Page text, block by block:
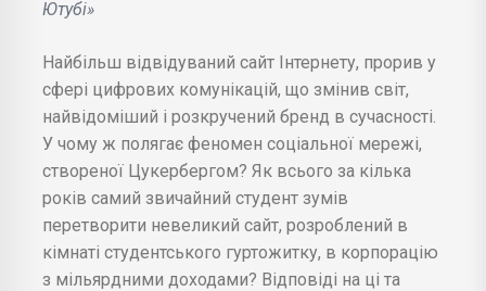
Ютубі»
Найбільш відвідуваний сайт Інтернету, прорив у
сфері цифрових комунікацій, що змінив світ,
найвідоміший і розкручений бренд в сучасності.
У чому ж полягає феномен соціальної мережі,
створеної Цукербергом? Як всього за кілька
років самий звичайний студент зумів
перетворити невеликий сайт, розроблений в
кімнаті студентського гуртожитку, в корпорацію
з мільярдними доходами? Відповіді на ці та